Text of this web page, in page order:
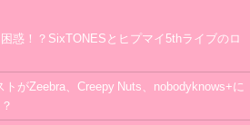
惑！？SixTONESとヒプマイ5thライブのロ
トがZeebra、Creepy Nuts、nobodyknows+に